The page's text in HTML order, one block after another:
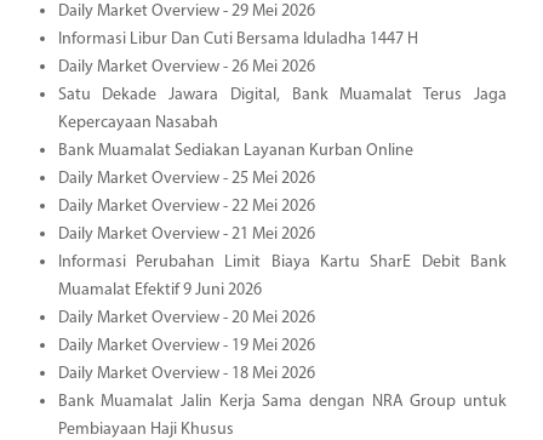
Daily Market Overview - 29 Mei 2026
Informasi Libur Dan Cuti Bersama Iduladha 1447 H
Daily Market Overview - 26 Mei 2026
Satu Dekade Jawara Digital, Bank Muamalat Terus Jaga
Kepercayaan Nasabah
Bank Muamalat Sediakan Layanan Kurban Online
Daily Market Overview - 25 Mei 2026
Daily Market Overview - 22 Mei 2026
Daily Market Overview - 21 Mei 2026
Informasi Perubahan Limit Biaya Kartu SharE Debit Bank
Muamalat Efektif 9 Juni 2026
Daily Market Overview - 20 Mei 2026
Daily Market Overview - 19 Mei 2026
Daily Market Overview - 18 Mei 2026
Bank Muamalat Jalin Kerja Sama dengan NRA Group untuk
Pembiayaan Haji Khusus